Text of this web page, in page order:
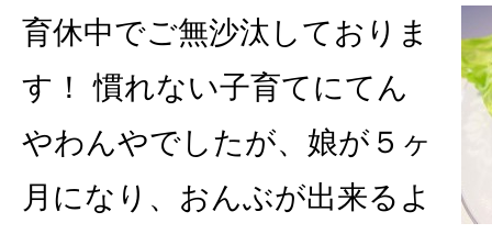
育休中でご無沙汰しておりま
す！ 慣れない子育てにてん
やわんやでしたが、娘が５ヶ
月になり、おんぶが出来るよ